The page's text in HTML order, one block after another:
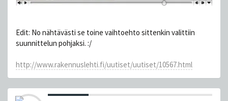
Edit: No nähtävästi se toine vaihtoehto sittenkin valittiin
suunnittelun pohjaksi. :/
http://www.rakennuslehti.fi/uutiset/uutiset/10567.html